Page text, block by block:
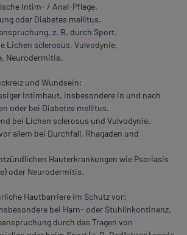
Intim- / Anal-Pflege.
oder Diabetes mellitus.
z. B. durch Sport.
Lichen sclerosus, Vulvodynie,
Neurodermitis.
und Wundsein:
Intimhaut, insbesondere in und nach
oder bei Diabetes mellitus.
bei Lichen sclerosus und Vulvodynie.
allem bei Durchfall, Rhagaden und
Hauterkrankungen wie Psoriasis
oder Neurodermitis.
Hautbarriere im Schutz vor:
bei Harn- oder Stuhlinkontinenz.
durch das Tragen von